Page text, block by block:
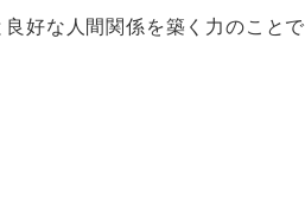
好な人間関係を築く力のことで